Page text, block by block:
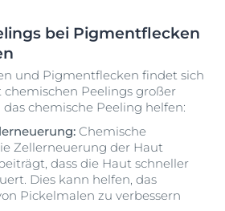
bei Pigmentflecken
und Pigmentflecken findet sich
Peelings großer
chemische Peeling helfen:
Chemische
Zellerneuerung der Haut
dass die Haut schneller
Dies kann helfen, das
Pickelmalen zu verbessern